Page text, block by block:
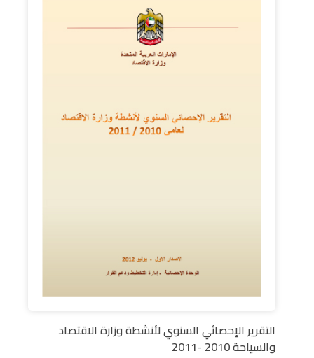
التقرير الإحصائي السنوي لأنشطة وزارة الاقتصاد
والسياحة 2010 -2011